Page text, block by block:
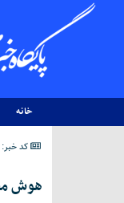
خانه
کد خبر: 26260
هوش